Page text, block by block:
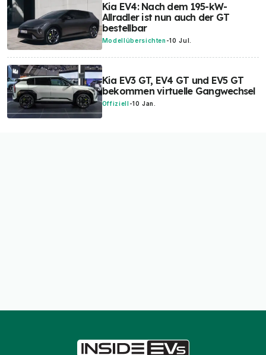
Kia EV4: Nach dem 195-kW-
Allradler ist nun auch der GT
bestellbar
Modellübersichten -10 Jul.
Kia EV3 GT, EV4 GT und EV5 GT
bekommen virtuelle Gangwechsel
Offiziell -10 Jan.